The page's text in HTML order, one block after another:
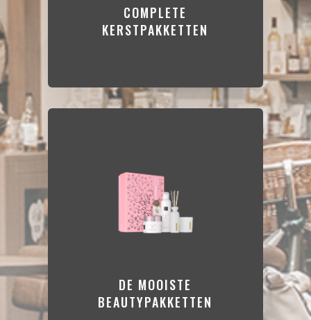
COMPLETE
KERSTPAKKETTEN
DE MOOISTE
BEAUTYPAKKETTEN